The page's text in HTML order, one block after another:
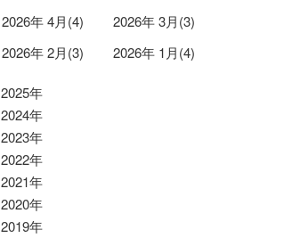
2026年 4月(4)
2026年 3月(3)
2026年 2月(3)
2026年 1月(4)
2025年
2024年
2023年
2022年
2021年
2020年
2019年